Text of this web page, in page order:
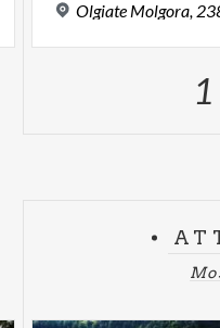
Olgiate Molgora,
1